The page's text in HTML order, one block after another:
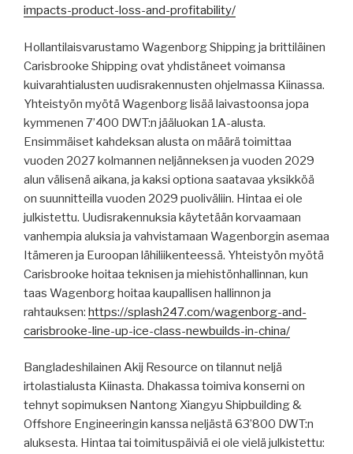
impacts-product-loss-and-profitability/
Hollantilaisvarustamo Wagenborg Shipping ja brittiläinen
Carisbrooke Shipping ovat yhdistäneet voimansa
kuivarahtialusten uudisrakennusten ohjelmassa Kiinassa.
Yhteistyön myötä Wagenborg lisää laivastoonsa jopa
kymmenen 7’400 DWT:n jääluokan 1A-alusta.
Ensimmäiset kahdeksan alusta on määrä toimittaa
vuoden 2027 kolmannen neljänneksen ja vuoden 2029
alun välisenä aikana, ja kaksi optiona saatavaa yksikköä
on suunnitteilla vuoden 2029 puoliväliin. Hintaa ei ole
julkistettu. Uudisrakennuksia käytetään korvaamaan
vanhempia aluksia ja vahvistamaan Wagenborgin asemaa
Itämeren ja Euroopan lähiliikenteessä. Yhteistyön myötä
Carisbrooke hoitaa teknisen ja miehistönhallinnan, kun
taas Wagenborg hoitaa kaupallisen hallinnon ja
rahtauksen: https://splash247.com/wagenborg-and-
carisbrooke-line-up-ice-class-newbuilds-in-china/
Bangladeshilainen Akij Resource on tilannut neljä
irtolastialusta Kiinasta. Dhakassa toimiva konserni on
tehnyt sopimuksen Nantong Xiangyu Shipbuilding &
Offshore Engineeringin kanssa neljästä 63’800 DWT:n
aluksesta. Hintaa tai toimituspäiviä ei ole vielä julkistettu: